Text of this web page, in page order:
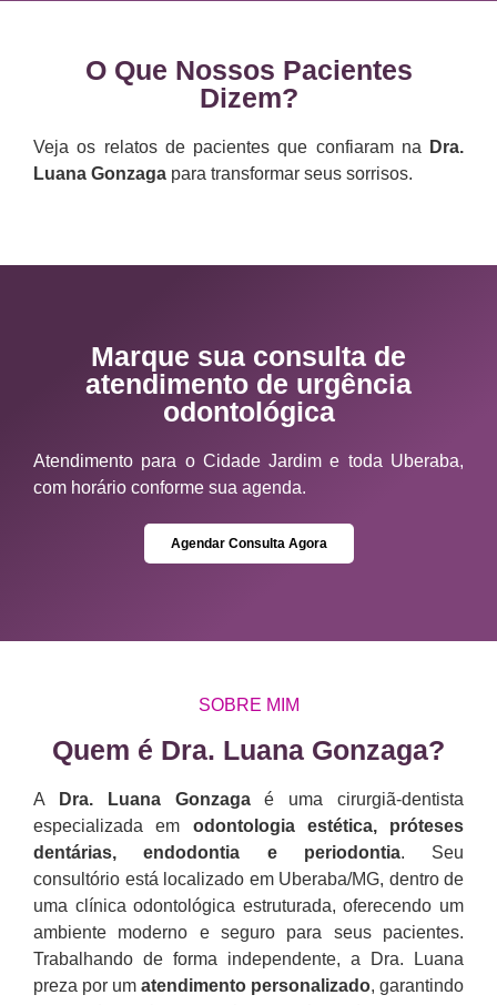
O Que Nossos Pacientes
Dizem?
Veja os relatos de pacientes que confiaram na
Dra.
Luana Gonzaga para transformar seus sorrisos.
Marque sua consulta de
atendimento de urgência
odontológica
Atendimento para o Cidade Jardim e toda Uberaba,
com horário conforme sua agenda.
Agendar Consulta Agora
SOBRE MIM
Quem é Dra. Luana Gonzaga?​
A Dra. Luana Gonzagaé uma cirurgiã-dentista
especializada em odontologia estética, próteses
dentárias, endodontia e periodontia. Seu
consultório está localizado em Uberaba/MG, dentro de
uma clínica odontológica estruturada, oferecendo um
ambiente moderno e seguro para seus pacientes.
Trabalhando de forma independente, a Dra. Luana
preza por um atendimento personalizado, garantindo